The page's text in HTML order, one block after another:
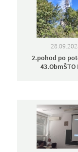
2.pohod po
43.ObmŠTO